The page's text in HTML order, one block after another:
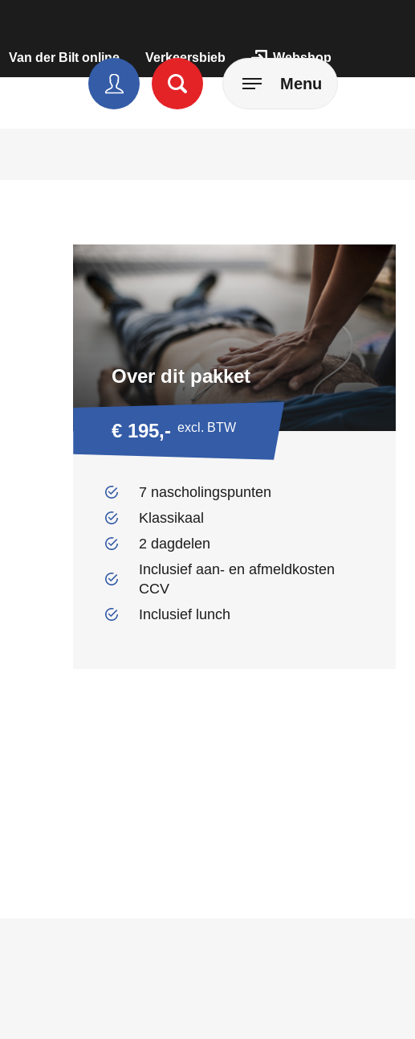
Menu
Van der Bilt online Verkeersbieb Webshop
Over dit pakket
€ 195,- excl. BTW
7 nascholingspunten
Klassikaal
2 dagdelen
Inclusief aan- en afmeldkosten
CCV
Inclusief lunch